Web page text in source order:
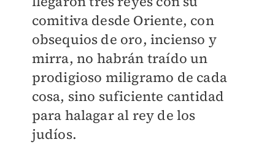
comitiva desde Oriente, con
obsequios de oro, incienso y
mirra, no habrán traído un
prodigioso miligramo de cada
cosa, sino suficiente cantidad
para halagar al rey de los
judíos.